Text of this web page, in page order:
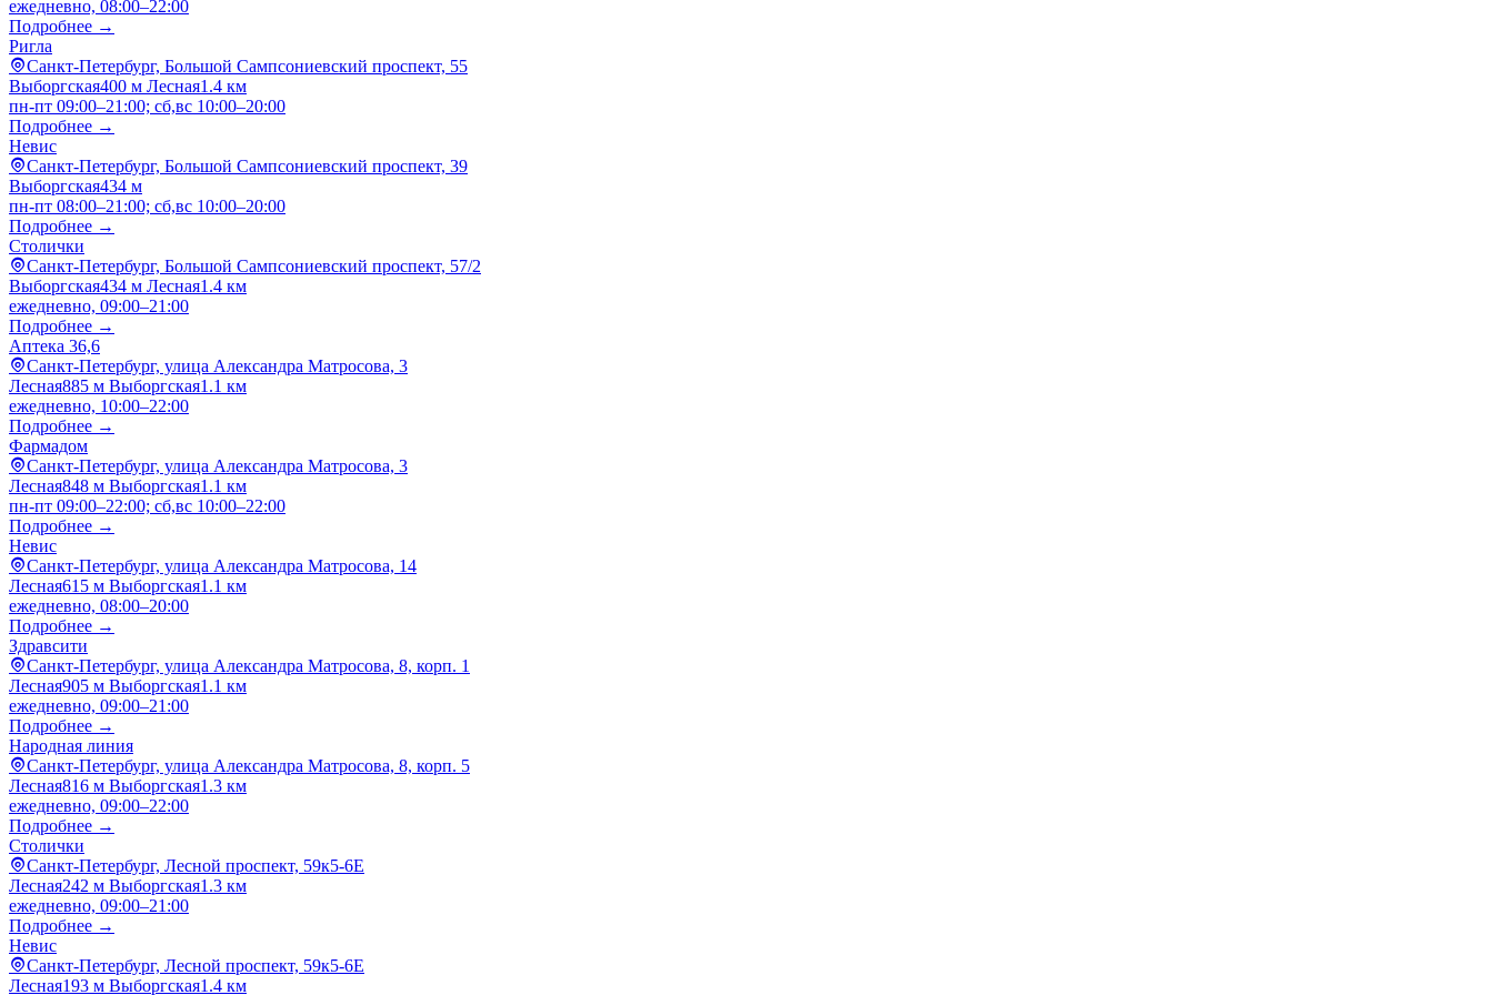
ежедневно, 08:00–22:00
Подробнее →
Ригла
Санкт-Петербург, Большой Сампсониевский проспект, 55
Выборгская400 м Лесная1.4 км
пн-пт 09:00–21:00; сб,вс 10:00–20:00
Подробнее →
Невис
Санкт-Петербург, Большой Сампсониевский проспект, 39
Выборгская434 м
пн-пт 08:00–21:00; сб,вс 10:00–20:00
Подробнее →
Столички
Санкт-Петербург, Большой Сампсониевский проспект, 57/2
Выборгская434 м Лесная1.4 км
ежедневно, 09:00–21:00
Подробнее →
Аптека 36,6
Санкт-Петербург, улица Александра Матросова, 3
Лесная885 м Выборгская1.1 км
ежедневно, 10:00–22:00
Подробнее →
Фармадом
Санкт-Петербург, улица Александра Матросова, 3
Лесная848 м Выборгская1.1 км
пн-пт 09:00–22:00; сб,вс 10:00–22:00
Подробнее →
Невис
Санкт-Петербург, улица Александра Матросова, 14
Лесная615 м Выборгская1.1 км
ежедневно, 08:00–20:00
Подробнее →
Здравсити
Санкт-Петербург, улица Александра Матросова, 8, корп. 1
Лесная905 м Выборгская1.1 км
ежедневно, 09:00–21:00
Подробнее →
Народная линия
Санкт-Петербург, улица Александра Матросова, 8, корп. 5
Лесная816 м Выборгская1.3 км
ежедневно, 09:00–22:00
Подробнее →
Столички
Санкт-Петербург, Лесной проспект, 59к5-6Е
Лесная242 м Выборгская1.3 км
ежедневно, 09:00–21:00
Подробнее →
Невис
Санкт-Петербург, Лесной проспект, 59к5-6Е
Лесная193 м Выборгская1.4 км